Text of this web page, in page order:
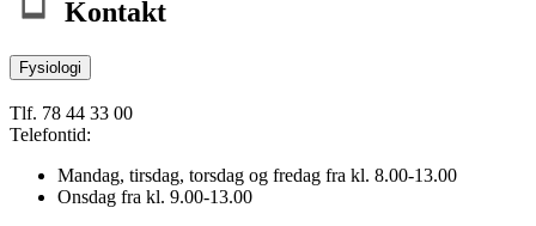
Kontakt
Fysiologi
Tlf. 78 44 33 00
Telefontid:
Mandag, tirsdag, torsdag og fredag fra kl. 8.00-13.00
Onsdag fra kl. 9.00-13.00